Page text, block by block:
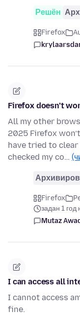
Решён
Firefox
Firefox doesn’t
All my other
2025 Firefox
have tried to clear
checked my co…
Firefox
задан 1 год
Mutaz
I can access all
I cannot access
fine.